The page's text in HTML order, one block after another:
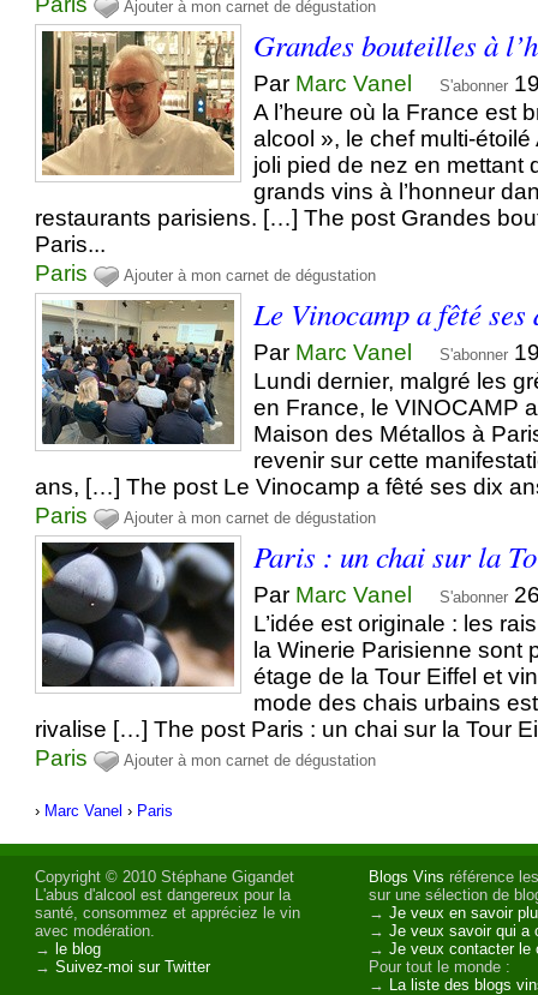
Ajouter à mon carnet de dégustation
Grandes bouteilles à
Par Marc Vanel S'abonner
A l’heure où la France est
alcool », le chef multi-
joli pied de nez en mettant
grands vins à l’honneur
restaurants parisiens. […] The post Grandes
Paris...
Paris
Ajouter à mon carnet de dégustation
Le Vinocamp a fêté
Par Marc Vanel S'abonner
Lundi dernier, malgré les
en France, le VINOCAMP
Maison des Métallos à
revenir sur cette
ans, […] The post Le Vinocamp a fêté ses dix
Paris
Ajouter à mon carnet de dégustation
Paris : un chai sur la
Par Marc Vanel S'abonner
L’idée est originale : les
la Winerie Parisienne sont
étage de la Tour Eiffel et
mode des chais urbains
rivalise […] The post Paris : un chai sur la Tour
Paris
Ajouter à mon carnet de dégustation
› Marc Vanel › Paris
Copyright © 2010 Stéphane Gigandet
L'abus d'alcool est dangereux pour la
santé, consommez et appréciez le vin
avec modération.
→ le blog
→Suivez-moi sur Twitter
Blogs Vins référence
sur une sélection de
→Je veux en savoir
→Je veux savoir qui a
→Je veux contacter le
Pour tout le monde :
→
La liste des blogs